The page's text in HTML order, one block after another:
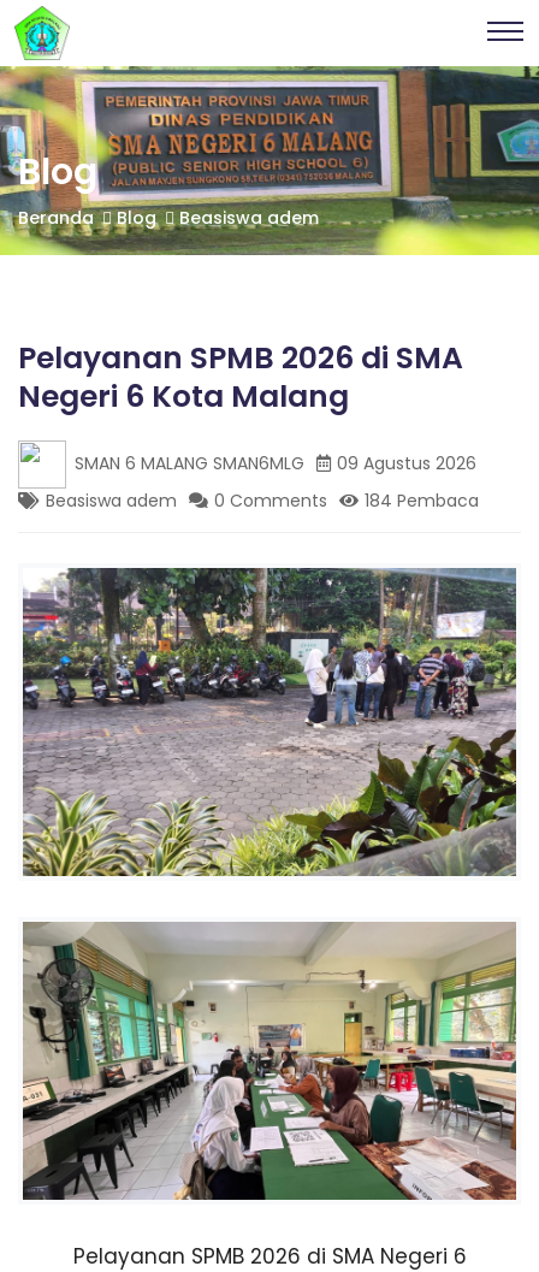
S
M
A
N
G
E
R
6
K
O
T
A
M
A
L
A
Pelayanan
SPMB
2026 di
SMA
Negeri 6
Kota
Malang |
SMA
NEGERI 6
KOTA
MALANG
A
N
E
G
E
R
I
6
K
Blog
Beranda Blog Beasiswa adem
Pelayanan SPMB 2026 di SMA
Negeri 6 Kota Malang
SMAN 6 MALANG SMAN6MLG
09 Agustus 2026
Beasiswa adem
0 Comments 184 Pembaca
Pelayanan SPMB 2026 di SMA Negeri 6